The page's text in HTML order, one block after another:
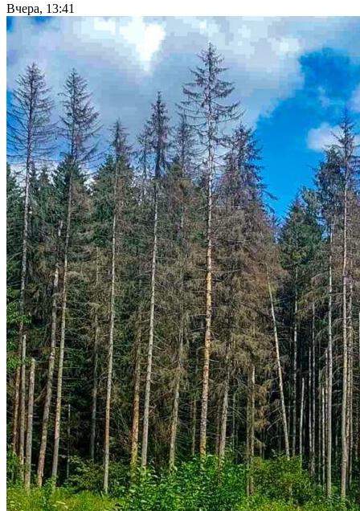
Вчера, 13:41